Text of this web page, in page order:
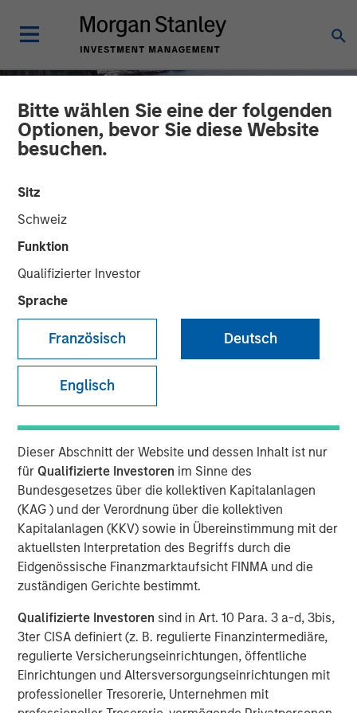
Bitte wählen Sie eine der folgenden
Optionen, bevor Sie diese Website
besuchen.
Sitz
Schweiz
Funktion
Qualifizierter Investor
Sprache
Französisch Deutsch
Englisch
Dieser Abschnitt der Website und dessen Inhalt ist nur
für Qualifizierte Investoren im Sinne des
Bundesgesetzes über die kollektiven Kapitalanlagen
(KAG ) und der Verordnung über die kollektiven
Kapitalanlagen (KKV) sowie in Übereinstimmung mit der
aktuellsten Interpretation des Begriffs durch die
Eidgenössische Finanzmarktaufsicht FINMA und die
zuständigen Gerichte bestimmt.
Qualifizierte Investoren sind in Art. 10 Para. 3 a-d, 3bis,
3ter CISA definiert (z. B. regulierte Finanzintermediäre,
regulierte Versicherungseinrichtungen, öffentliche
Einrichtungen und Altersversorgungseinrichtungen mit
professioneller Tresorerie, Unternehmen mit
INSIGHTS
European Private Credit:
Why Now?
04 AUGUST 2025
The Author
Managing Director
Growth, Resilience, Returns
Private credit has seen substantial growth over the past
decade, establishing itself as an important and expanding
part of investor portfolios, with global private credit
assets under management (“AUM”) growing to c.$1.7Tn in
2024 from c.$260Bn in 2008.
As a sub-segment, European private credit has firmly
established itself as a compelling and potentially